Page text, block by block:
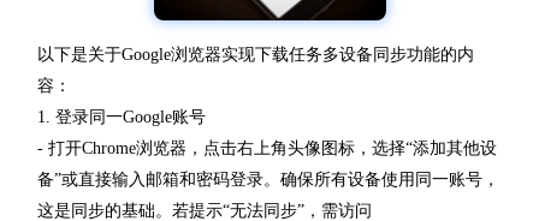
以下是关于Google浏览器实现下载任务多设备同步功能的内
容：
1. 登录同一Google账号
- 打开Chrome浏览器，点击右上角头像图标，选择“添加其他设
备”或直接输入邮箱和密码登录。确保所有设备使用同一账号，
这是同步的基础。若提示“无法同步”，需访问